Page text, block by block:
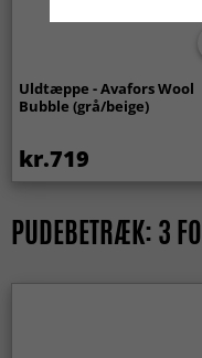
Uldtæppe - Avafors Wool
Bubble (grå/beige)
kr.719
PUDEBETRÆK: 3